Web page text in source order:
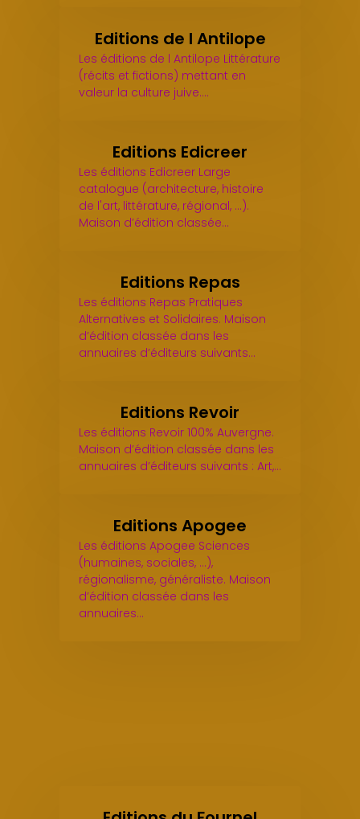
Editions de l Antilope
Les éditions de l Antilope Littérature
(récits et fictions) mettant en
valeur la culture juive.…
Editions Edicreer
Les éditions Edicreer Large
catalogue (architecture, histoire
de l'art, littérature, régional, ...).
Maison d’édition classée…
Editions Repas
Les éditions Repas Pratiques
Alternatives et Solidaires. Maison
d’édition classée dans les
annuaires d’éditeurs suivants…
Editions Revoir
Les éditions Revoir 100% Auvergne.
Maison d’édition classée dans les
annuaires d’éditeurs suivants : Art,…
Editions Apogee
Les éditions Apogee Sciences
(humaines, sociales, ...),
régionalisme, généraliste. Maison
d’édition classée dans les
annuaires…